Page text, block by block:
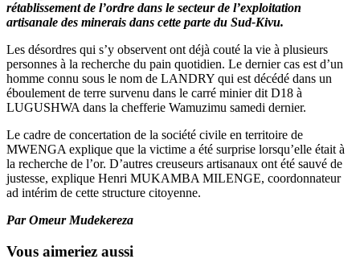
rétablissement de l’ordre dans le secteur de l’exploitation
artisanale des minerais dans cette parte du Sud-Kivu.
Les désordres qui s’y observent ont déjà couté la vie à plusieurs
personnes à la recherche du pain quotidien. Le dernier cas est d’un
homme connu sous le nom de LANDRY qui est décédé dans un
éboulement de terre survenu dans le carré minier dit D18 à
LUGUSHWA dans la chefferie Wamuzimu samedi dernier.
Le cadre de concertation de la société civile en territoire de
MWENGA explique que la victime a été surprise lorsqu’elle était à
la recherche de l’or. D’autres creuseurs artisanaux ont été sauvé de
justesse, explique Henri MUKAMBA MILENGE, coordonnateur
ad intérim de cette structure citoyenne.
Par Omeur Mudekereza
Vous aimeriez aussi